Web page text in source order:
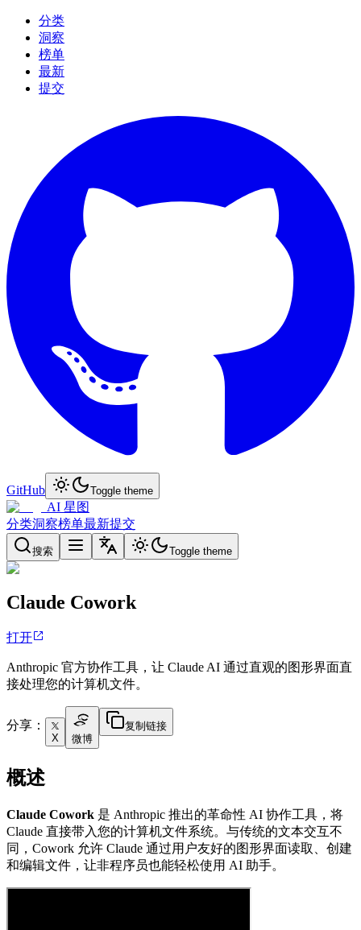
分类
洞察
榜单
最新
提交
GitHub Toggle theme
AI 星图
分类洞察榜单最新提交
搜索 Toggle theme
Claude Cowork
打开
Anthropic 官方协作工具，让 Claude AI 通过直观的图形界面直
接处理您的计算机文件。
分享：
X 微博
复制链接
概述
Claude Cowork 是 Anthropic 推出的革命性 AI 协作工具，将
Claude 直接带入您的计算机文件系统。与传统的文本交互不
同，Cowork 允许 Claude 通过用户友好的图形界面读取、创建
和编辑文件，让非程序员也能轻松使用 AI 助手。